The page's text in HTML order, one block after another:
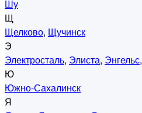
Шу
Щ
Щелково, Щучинск
Э
Электросталь, Элиста, Энгельс,
Ю
Южно-Сахалинск
Я